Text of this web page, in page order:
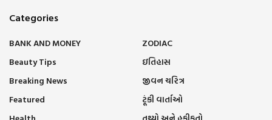
Categories
BANK AND MONEY
Beauty Tips
Breaking News
Featured
ZODIAC
ઇતિહાસ
જીવન ચરિત્ર
ટૂંકી વાર્તાઓ